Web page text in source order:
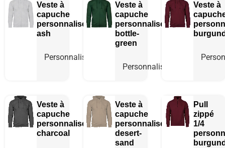
Veste à
capuche
personnalisée
ash
Personnaliser
Veste à
capuche
personnalisée
bottle-
green
Personnaliser
Veste à
Veste à
capuche
personnalisée
charcoal
Veste à
capuche
personnalisée
desert-
sand
Pull
zippé
1/4